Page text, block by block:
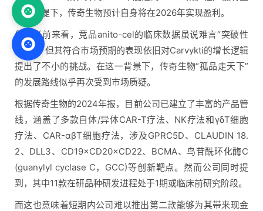
翻倍前提下，传奇生物预计自身将在2026年实现盈利。
但从当前来看，竞品anito-cel的临床数据虽说难言“突破性
颠覆”，但其符合市场预期的表现依旧对Carvykti的增长逻辑
提出了不小的挑战。在这一背景下，传奇生物“孤品走天下”
的发展路线似乎再次受到市场质疑。
根据传奇生物的2024年报，目前公司已建立了丰富的产品管
线，涵盖了多款自体/异体CAR-T疗法、NK疗法和γδT细胞
疗法、CAR-αβT细胞疗法，涉及GPRC5D、CLAUDIN 18.
2、DLL3、CD19×CD20×CD22、BCMA、鸟苷酰环化酶C
(guanylyl cyclase C，GCC)等创新靶点。然而公司同时提
到，其中11款在研品种研发进程处于1期或临床前研究阶段。
而这也意味着短期内公司难以推出第二款能够为其带来现金